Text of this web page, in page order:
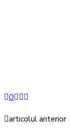
0
articolul anterior